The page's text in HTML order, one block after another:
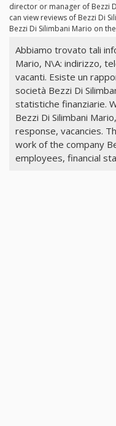
director or manager of Bezzi
can view reviews of Bezzi Di
Bezzi Di Silimbani Mario on
Abbiamo trovato tali
Mario, N\A: indirizzo,
vacanti. Esiste un
società Bezzi Di
statistiche finanziarie.
Bezzi Di Silimbani
response, vacancies.
work of the company
employees, financial